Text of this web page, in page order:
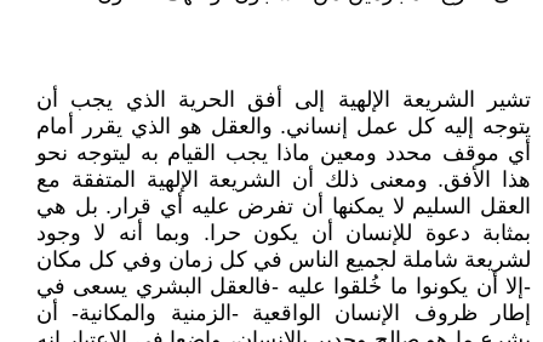
تشير الشريعة الإلهية إلى أفق الحرية الذي يجب أن
يتوجه إليه كل عمل إنساني. والعقل هو الذي يقرر أمام
أي موقف محدد ومعين ماذا يجب القيام به ليتوجه نحو
هذا الأفق. ومعنى ذلك أن الشريعة الإلهية المتفقة مع
العقل السليم لا يمكنها أن تفرض عليه أي قرار. بل هي
بمثابة دعوة للإنسان أن يكون حرا. وبما أنه لا وجود
لشريعة شاملة لجميع الناس في كل زمان وفي كل مكان
-إلا أن يكونوا ما خُلقوا عليه -فالعقل البشري يسعى في
إطار ظروف الإنسان الواقعية -الزمنية والمكانية- أن